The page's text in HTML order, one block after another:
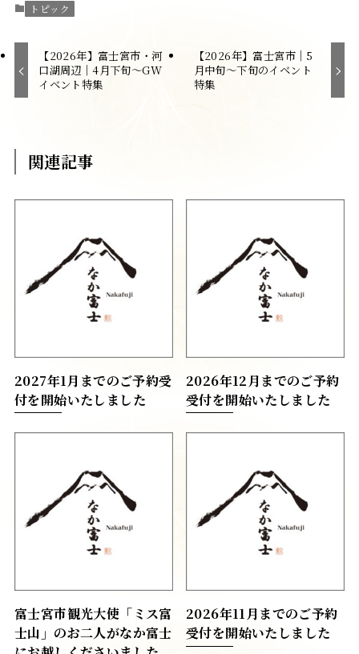
トピック
【2026年】富士宮市・河
口湖周辺｜4月下旬〜GW
イベント特集
【2026年】富士宮市｜5
月中旬〜下旬のイベント
特集
関連記事
2027年1月までのご予約受
付を開始いたしました
2026年12月までのご予約
受付を開始いたしました
富士宮市観光大使「ミス富
士山」のお二人がなか富士
2026年11月までのご予約
受付を開始いたしました